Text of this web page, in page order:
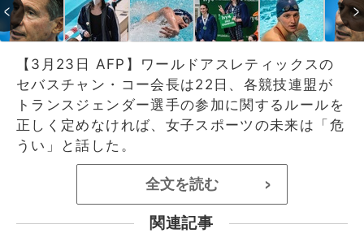
【3月23日 AFP】ワールドアスレティックスの
セバスチャン・コー会長は22日、各競技連盟が
トランスジェンダー選手の参加に関するルールを
正しく定めなければ、女子スポーツの未来は「危
うい」と話した。
全文を読む >
関連記事